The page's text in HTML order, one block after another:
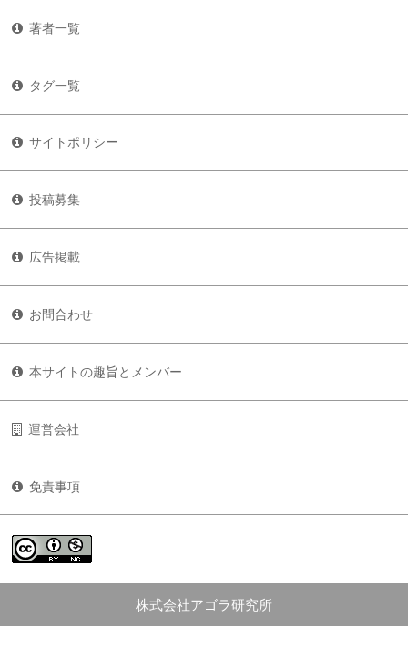
著者一覧
タグ一覧
サイトポリシー
投稿募集
広告掲載
お問合わせ
本サイトの趣旨とメンバー
運営会社
免責事項
株式会社アゴラ研究所